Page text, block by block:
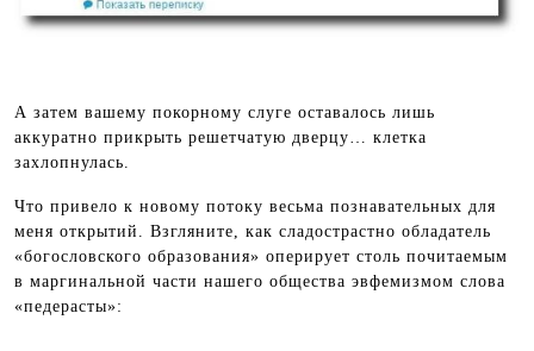
А затем вашему покорному слуге оставалось лишь
аккуратно прикрыть решетчатую дверцу… клетка
захлопнулась.
Что привело к новому потоку весьма познавательных для
меня открытий. Взгляните, как сладострастно обладатель
«богословского образования» оперирует столь почитаемым
в маргинальной части нашего общества эвфемизмом слова
«педерасты»: